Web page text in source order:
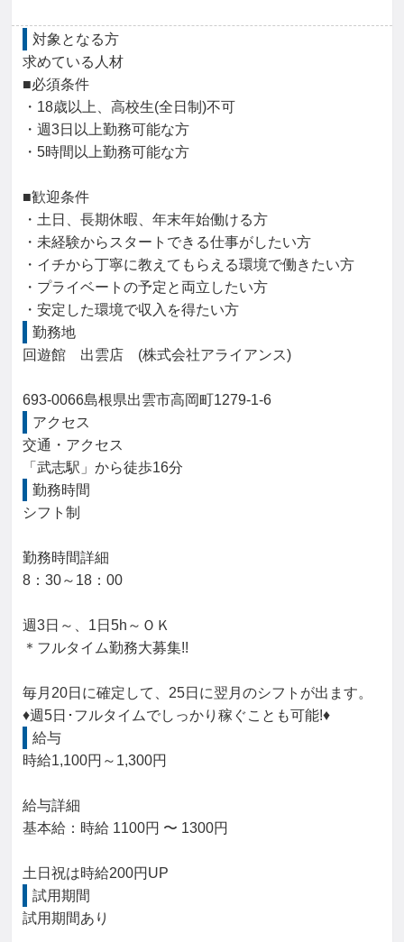
対象となる方
求めている人材
■必須条件
・18歳以上、高校生(全日制)不可
・週3日以上勤務可能な方
・5時間以上勤務可能な方
■歓迎条件
・土日、長期休暇、年末年始働ける方
・未経験からスタートできる仕事がしたい方
・イチから丁寧に教えてもらえる環境で働きたい方
・プライベートの予定と両立したい方
・安定した環境で収入を得たい方
勤務地
回遊館　出雲店　(株式会社アライアンス)
693-0066島根県出雲市高岡町1279-1-6
アクセス
交通・アクセス
「武志駅」から徒歩16分
勤務時間
シフト制
勤務時間詳細
8：30～18：00
週3日～、1日5h～ＯＫ
＊フルタイム勤務大募集!!
毎月20日に確定して、25日に翌月のシフトが出ます。
♦週5日･フルタイムでしっかり稼ぐことも可能!♦
給与
時給1,100円～1,300円
給与詳細
基本給：時給 1100円 〜 1300円
土日祝は時給200円UP
試用期間
試用期間あり